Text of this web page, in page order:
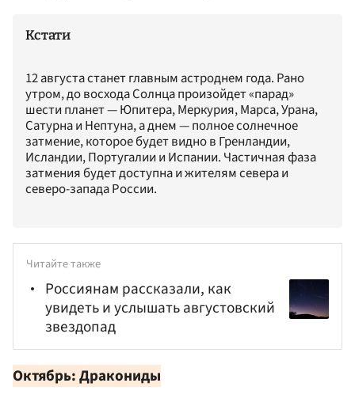
Кстати
12 августа станет главным астроднем года. Рано
утром, до восхода Солнца произойдет «парад»
шести планет — Юпитера, Меркурия, Марса, Урана,
Сатурна и Нептуна, а днем — полное солнечное
затмение, которое будет видно в Гренландии,
Исландии, Португалии и Испании. Частичная фаза
затмения будет доступна и жителям севера и
северо-запада России.
Читайте также
Россиянам рассказали, как
увидеть и услышать августовский
звездопад
Октябрь: Дракониды